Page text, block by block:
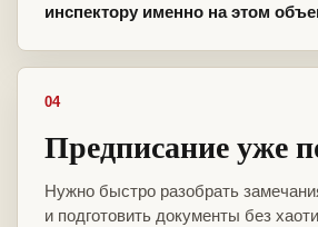
инспектору именно на этом
04
Предписание уже
Нужно быстро разобрать
и подготовить документы без